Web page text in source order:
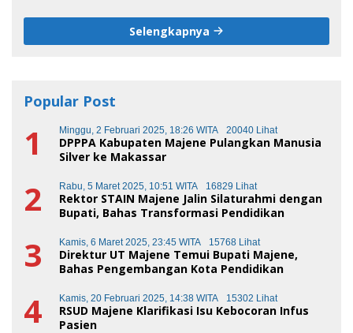
Selengkapnya
Popular Post
1 Minggu, 2 Februari 2025, 18:26 WITA 20040 Lihat
DPPPA Kabupaten Majene Pulangkan Manusia
Silver ke Makassar
2 Rabu, 5 Maret 2025, 10:51 WITA 16829 Lihat
Rektor STAIN Majene Jalin Silaturahmi dengan
Bupati, Bahas Transformasi Pendidikan
3 Kamis, 6 Maret 2025, 23:45 WITA 15768 Lihat
Direktur UT Majene Temui Bupati Majene,
Bahas Pengembangan Kota Pendidikan
4 Kamis, 20 Februari 2025, 14:38 WITA 15302 Lihat
RSUD Majene Klarifikasi Isu Kebocoran Infus
Pasien